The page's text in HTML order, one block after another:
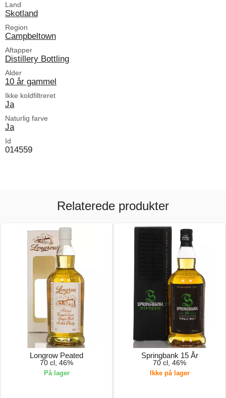
Land
Skotland
Region
Campbeltown
Aftapper
Distillery Bottling
Alder
10 år gammel
Ikke koldfiltreret
Ja
Naturlig farve
Ja
Id
014559
Relaterede produkter
Longrow Peated
70 cl, 46%
På lager
Springbank 15 År
70 cl, 46%
Ikke på lager